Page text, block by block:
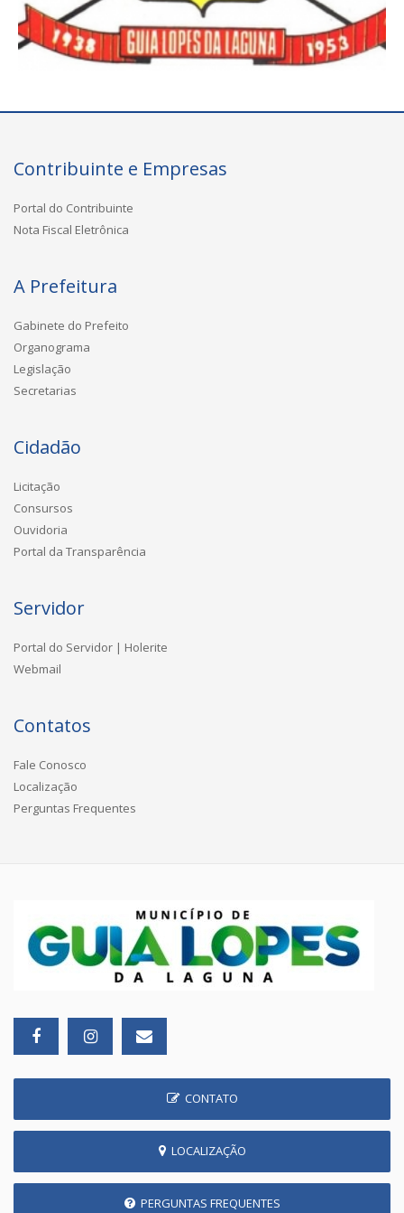
Contribuinte e Empresas
Portal do Contribuinte
Nota Fiscal Eletrônica
A Prefeitura
Gabinete do Prefeito
Organograma
Legislação
Secretarias
Cidadão
Licitação
Consursos
Ouvidoria
Portal da Transparência
Servidor
Portal do Servidor | Holerite
Webmail
Contatos
Fale Conosco
Localização
Perguntas Frequentes
CONTATO
LOCALIZAÇÃO
PERGUNTAS FREQUENTES